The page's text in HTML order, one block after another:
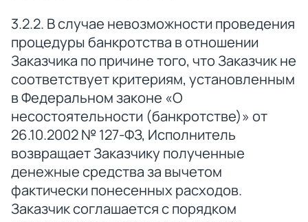
3.2.2. В случае невозможности проведения
процедуры банкротства в отношении
Заказчика по причине того, что Заказчик не
соответствует критериям, установленным
в Федеральном законе «О
несостоятельности (банкротстве)» от
26.10.2002 № 127-ФЗ, Исполнитель
возвращает Заказчику полученные
денежные средства за вычетом
фактически понесенных расходов.
Заказчик соглашается с порядком